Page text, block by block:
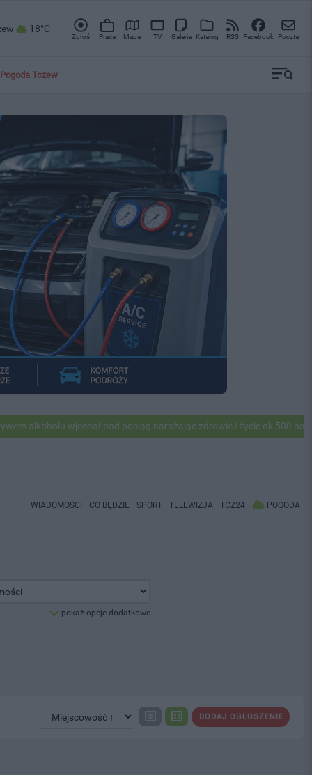
18°C
Zgłoś Praca Mapa TV Galeria Katalog RSS Facebook Poczta
Pogoda Tczew
wjechał pod pociąg narażając zdrowie i życie ok 500
WIADOMOŚCI CO BĘDZIE SPORT TELEWIZJA TCZ24 POGODA
pokaż opcje dodatkowe
DODAJ OGŁOSZENIE